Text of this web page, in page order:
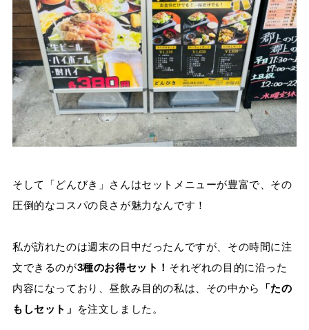
そして「どんびき」さんはセットメニューが豊富で、その
圧倒的なコスパの良さが魅力なんです！
私が訪れたのは週末の日中だったんですが、その時間に注
文できるのが3種のお得セット！ それぞれの目的に沿った
内容になっており、昼飲み目的の私は、その中から
「たの
もしセット」
を注文しました。